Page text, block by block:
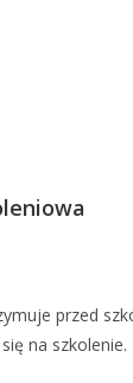
przed
na szkolenie.